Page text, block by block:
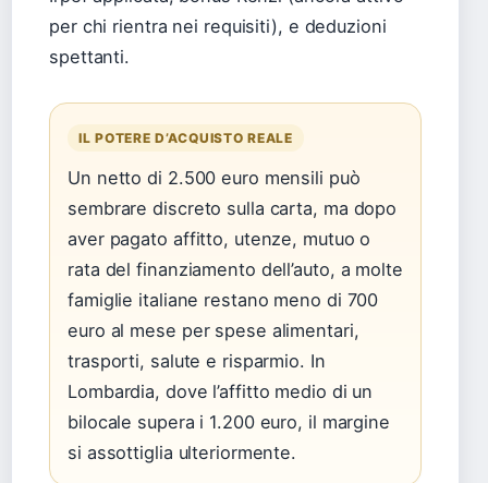
per chi rientra nei requisiti), e deduzioni
spettanti.
IL POTERE D’ACQUISTO REALE
Un netto di 2.500 euro mensili può
sembrare discreto sulla carta, ma dopo
aver pagato affitto, utenze, mutuo o
rata del finanziamento dell’auto, a molte
famiglie italiane restano meno di 700
euro al mese per spese alimentari,
trasporti, salute e risparmio. In
Lombardia, dove l’affitto medio di un
bilocale supera i 1.200 euro, il margine
si assottiglia ulteriormente.